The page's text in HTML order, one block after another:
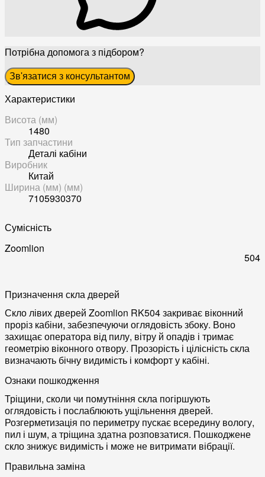
Потрібна допомога з підбором?
Зв'язатися з консультантом
Характеристики
Висота (мм)
1480
Тип запчастини
Деталі кабіни
Виробник
Китай
Ширина (мм) (мм)
7105930370
Сумісність
Zoomlion
504
Призначення скла дверей
Скло лівих дверей Zoomlion RK504 закриває віконний
проріз кабіни, забезпечуючи оглядовість збоку. Воно
захищає оператора від пилу, вітру й опадів і тримає
геометрію віконного отвору. Прозорість і цілісність скла
визначають бічну видимість і комфорт у кабіні.
Ознаки пошкодження
Тріщини, сколи чи помутніння скла погіршують
оглядовість і послаблюють ущільнення дверей.
Розгерметизація по периметру пускає всередину вологу,
пил і шум, а тріщина здатна розповзатися. Пошкоджене
скло знижує видимість і може не витримати вібрації.
Правильна заміна